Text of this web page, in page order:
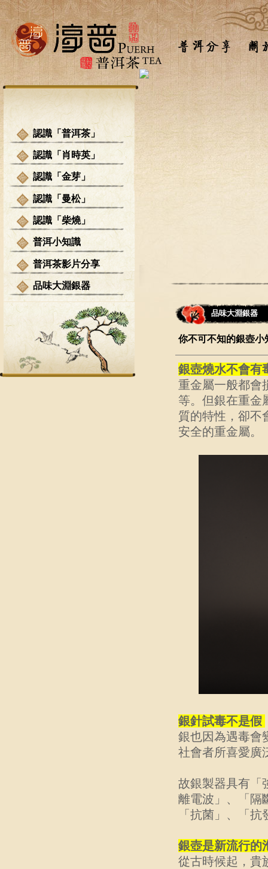
認識「普洱茶」
認識「肖時英」
認識「金芽」
認識「曼松」
認識「柴燒」
普洱小知識
普洱茶影片分享
品味大淵銀器
品味大淵銀器
你不可不知的銀壺小
銀壺燒水不會有
重金屬一般都會
等。但銀在重金
質的特性，卻不
安全的重金屬。
銀針試毒不是假
銀也因為遇毒會
社會者所喜愛廣
故銀製器具有「
離電波」、「隔
「抗菌」、「抗
銀壺是新流行的
從古時候起，貴